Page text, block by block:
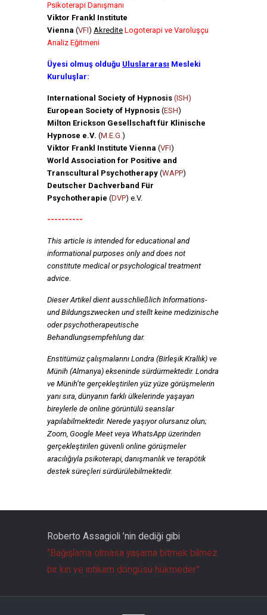
Psikoterapi Danışmanı
Viktor Frankl Institute
Vienna (VFI) Akredite Logoterapi ve Varoluşçu
Analiz Eğitmeni
Üyesi olmuş olduğu Uluslararası Mesleki
Kuruluşlar:
International Society of Hypnosis (ISH)
European Society of Hypnosis (ESH)
Milton Erickson Gesellschaft für Klinische
Hypnose e.V. (M.E.G.)
Viktor Frankl Institute Vienna (VFI)
World Association for Positive and
Transcultural Psychotherapy (WAPP)
Deutscher Dachverband Für
Psychotherapie (DVP) e.V.
----------
This article is intended for educational and
informational purposes only and does not
constitute medical or psychological treatment
advice.
Dieser Artikel dient ausschließlich Informations-
und Bildungszwecken und stellt keine medizinische
oder psychotherapeutische
Behandlungsempfehlung dar.
Enstitümüz çalışmalarını Londra (Birleşik Krallık) ve
Münih (Almanya) ekseninde sürdürmektedir. Londra
ve Münih’te gerçekleştirilen yüz yüze görüşmelerin
yanı sıra, dünyanın farklı ülkelerinde yaşayan
bireylerle de online görüntülü seanslar
yapılabilmektedir. Nerede yaşıyor olursanız olun;
Zoom, Google Meet veya WhatsApp üzerinden
gerçekleştirilen güvenli online görüşmeler
aracılığıyla psikoterapi, danışmanlık ve terapötik
destek süreçleri sürdürülebilmektedir.
Roberto Assagioli ’nin dediği gibi
"Bağışlama olmasa yaşama bitmek bilmez
bir kin ve intikam döngüsü hükmeder."